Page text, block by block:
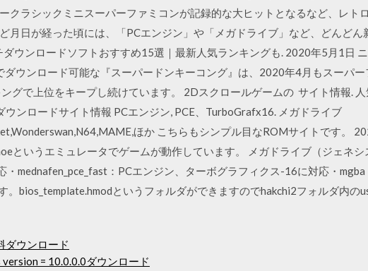
クラシックミニスーパーファミコンが記録的な大ヒットとなるなど、レト
月日が経った頃には、「PCエンジン」や「メガドライブ」など、どんどん
ウンロードソフトおすすめ15選｜最新人気ランキングも. 2020年5月1日
ダウンロード可能な『スーパードンキーコング』は、2020年4月もスーパ
グで上位をキープし続けています。 2Dスクロールゲームの サイト情報.
ンロードサイト情報 PCエンジン, PCE、TurboGrafx16. メガドライブ
ほか こちらもシンプル目なROMサイトです。
というエミュレータでゲームが動作しています。 メガドライブ（ジェネ
mednafen_pce_fast：PCエンジン、ターボグラフィクス-16に対応・
。bios_template.hmodというフォルダができますのでhakchi2フォルダ内の
ダウンロード
= 10.0.0.0ダウンロード